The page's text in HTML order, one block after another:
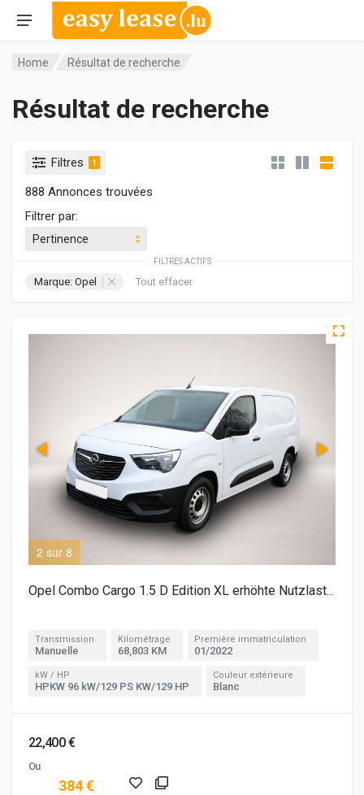
Home Résultat de recherche
Résultat de recherche
Filtres 1
888 Annonces trouvées
Filtrer par:
FILTRES ACTIFS
Marque: Opel Tout effacer
2 sur 8
Opel Combo Cargo 1.5 D Edition XL erhöhte Nutzlast...
Transmission
Manuelle
Kilométrage
68,803 KM
Première immatriculation
01/2022
kW / HP
HPKW 96 kW/129 PS KW/129 HP
Couleur extérieure
Blanc
22,400 €
Ou
384 €